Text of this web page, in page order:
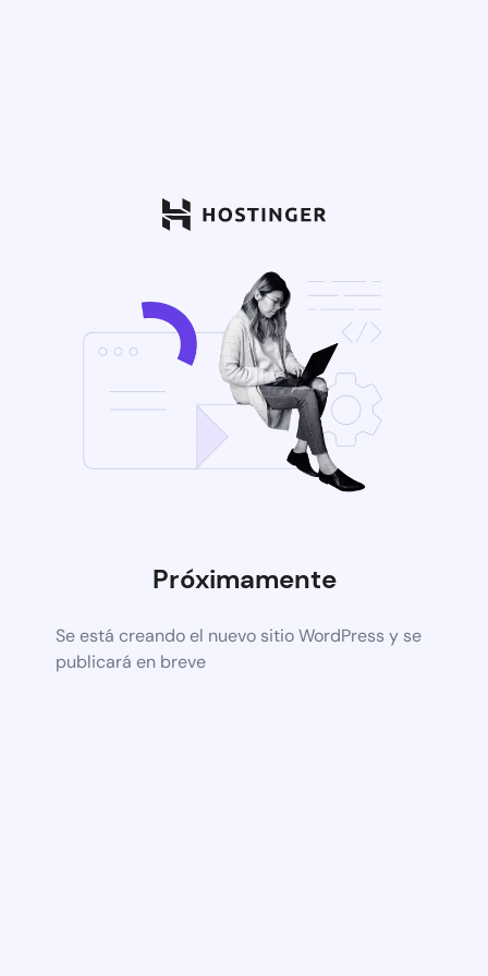
Próximamente
Se está creando el nuevo sitio WordPress y se
publicará en breve